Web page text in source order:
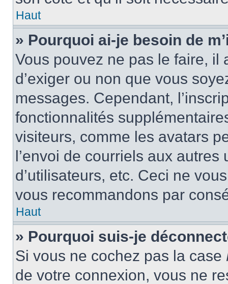
Haut
» Pourquoi ai-je besoin de
Vous pouvez ne pas le faire, il
d’exiger ou non que vous
messages. Cependant,
fonctionnalités
visiteurs, comme les avatars
l’envoi de courriels aux
d’utilisateurs, etc. Ceci ne
vous recommandons par
Haut
» Pourquoi suis-je
Si vous ne cochez pas la case
de votre connexion, vous ne